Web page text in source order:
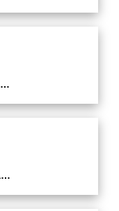
Pagi Tadi.. Sekretaris Kecamatan Batuceper Di Dampingi Kasi Ekbang Kecamatan Batuceper Dan Kasi Tramtib Kecamatan Batuceper, Membuka Kegiatan Musrenbang ( Musyawarah Perencanaan Pembangunan ) Tingkat Kelurahan Tahun 2023, Di Aula Kantor Kelurahan
Semoga Kampungnya Makin Terang... Pemeliharaan Lampu PJU Kampung Terang Secara Swadaya Masyarakat Di Wilayah RT 02/08 Kelurahan Porisgaga Kecamatan Batuceper Kota Tangerang